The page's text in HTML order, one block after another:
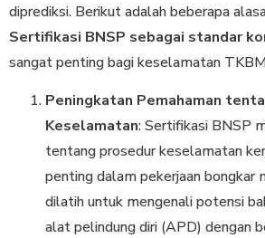
diprediksi. Berikut adalah beberapa
Sertifikasi BNSP sebagai standar
sangat penting bagi keselamatan
Peningkatan Pemahaman
Keselamatan: Sertifikasi BNSP
tentang prosedur keselamatan
penting dalam pekerjaan bongkar
dilatih untuk mengenali potensi
alat pelindung diri (APD) dengan